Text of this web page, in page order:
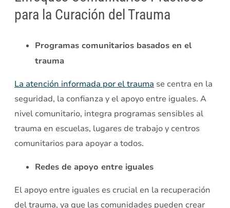
para la Curación del Trauma
Programas comunitarios basados en el
trauma
La atención informada por el trauma se centra en la
seguridad, la confianza y el apoyo entre iguales. A
nivel comunitario, integra programas sensibles al
trauma en escuelas, lugares de trabajo y centros
comunitarios para apoyar a todos.
Redes de apoyo entre iguales
El apoyo entre iguales es crucial en la recuperación
del trauma, ya que las comunidades pueden crear